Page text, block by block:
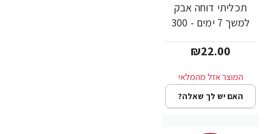
תכליתי דוחה אבק
למשך 7 ימים - 300
מבית יעקבי
₪22.00
האם יש לך שאלה?